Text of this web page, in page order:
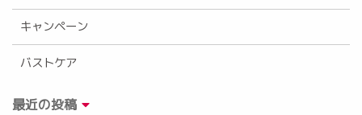
キャンペーン
バストケア
最近の投稿